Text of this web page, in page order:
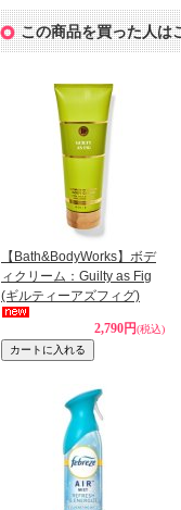
この商品を買った人は
【Bath&BodyWorks】ボデ
ィクリーム：Guilty as Fig
(ギルティーアズフィグ)
2,790円(税込)